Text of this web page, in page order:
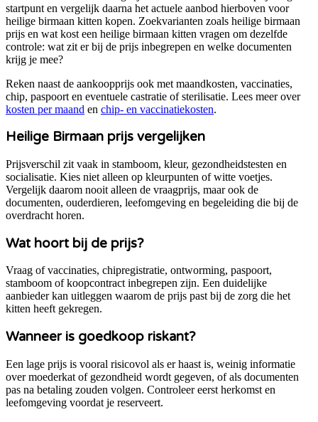
startpunt en vergelijk daarna het actuele aanbod hierboven voor
heilige birmaan kitten kopen. Zoekvarianten zoals heilige birmaan
prijs en wat kost een heilige birmaan kitten vragen om dezelfde
controle: wat zit er bij de prijs inbegrepen en welke documenten
krijg je mee?
Reken naast de aankoopprijs ook met maandkosten, vaccinaties,
chip, paspoort en eventuele castratie of sterilisatie. Lees meer over
kosten per maand en chip- en vaccinatiekosten.
Heilige Birmaan prijs vergelijken
Prijsverschil zit vaak in stamboom, kleur, gezondheidstesten en
socialisatie. Kies niet alleen op kleurpunten of witte voetjes.
Vergelijk daarom nooit alleen de vraagprijs, maar ook de
documenten, ouderdieren, leefomgeving en begeleiding die bij de
overdracht horen.
Wat hoort bij de prijs?
Vraag of vaccinaties, chipregistratie, ontworming, paspoort,
stamboom of koopcontract inbegrepen zijn. Een duidelijke
aanbieder kan uitleggen waarom de prijs past bij de zorg die het
kitten heeft gekregen.
Wanneer is goedkoop riskant?
Een lage prijs is vooral risicovol als er haast is, weinig informatie
over moederkat of gezondheid wordt gegeven, of als documenten
pas na betaling zouden volgen. Controleer eerst herkomst en
leefomgeving voordat je reserveert.